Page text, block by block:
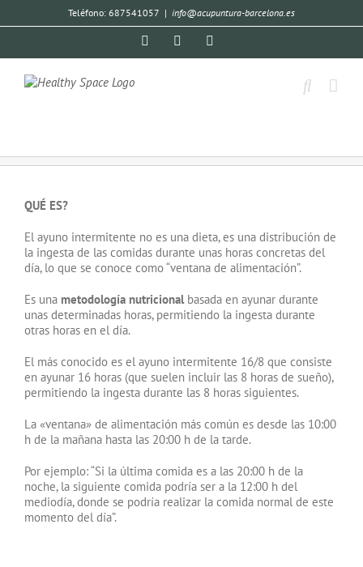
Teléfono: 687541057 | info@acupuntura-barcelona.es
QUÉ ES?
El ayuno intermitente no es una dieta, es una distribución de
la ingesta de las comidas durante unas horas concretas del
día, lo que se conoce como “ventana de alimentación”.
Es una metodología nutricionalbasada en ayunar durante
unas determinadas horas, permitiendo la ingesta durante
otras horas en el día.
El más conocido es el ayuno intermitente 16/8 que consiste
en ayunar 16 horas (que suelen incluir las 8 horas de sueño),
permitiendo la ingesta durante las 8 horas siguientes.
La «ventana» de alimentación más común es desde las 10:00
h de la mañana hasta las 20:00 h de la tarde.
Por ejemplo: “Si la última comida es a las 20:00 h de la
noche, la siguiente comida podría ser a la 12:00 h del
mediodía, donde se podría realizar la comida normal de este
momento del día”.